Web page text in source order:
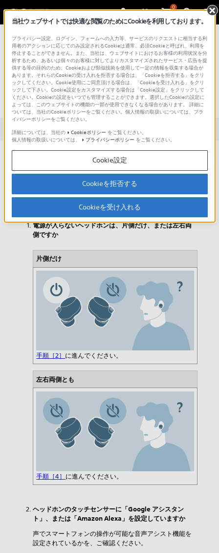
0
総合サポート・お問い合わせ
文書番号 : 00266546 / 最終更新日 : 2026/01/20
電源が入らない（WF-1000XM4）
対象製品カテゴリー・製品
このページでは、WF-1000XM4で電源が入らない場合のトラ
ブル対処方法をご案内します。
電源が入らないヘッドホンは、片側だけ、または左右両
側ですか
片側だけ
手順［2］ に進んでください。
左右両側とも
手順［4］ に進んでください。
ヘッドホンのタッチセンサーに「Google アシスタン
ト」、または「Amazon Alexa」を設定していますか
声でスマートフォンの操作が可能な音声アシスト機能を
設定されているかを、ご確認ください。
当社ウェブサイトでは快適な閲覧のためにCookieを利用しております。
プライバシー設定、ログイン、フォームへの入力等、サービスのリクエストに相当する利
用者のアクションに応じてのみ設定されるCookieは通常、必須Cookieと呼ばれ、利用を
停止することができません。また、当社は、ウェブサイトにおけるお客様の利用状況を分
析するため、あるいは個々のお客様に対してよりカスタマイズされたサービス・広告を提
供する等の目的のため、Cookieおよび類似技術を使用して一定の情報を収集する場合が
あります。それらのCookieの受け入れを拒否する場合は、「Cookieを拒否する」をクリ
ックしてください。Cookie使用にご同意頂ける場合は、「Cookieを受け入れる」をクリ
ックして下さい。Cookie設定をカスタマイズする場合は「Cookie設定」をクリックして
ください。Cookieの設定をいつでも管理することができます。選択したCookieの設定に
よっては、このウェブサイトの機能の一部が使用できなくなる場合があります。 詳細に
ついては、当社のCookieポリシーをご覧ください。個人情報の取扱いについては、プラ
イバシーポリシーをご覧ください。
詳細については、当社の
Cookieポリシー をご覧ください。
個人情報の取扱いについては、
プライバシーポリシー をご覧ください。
Cookie設定
Cookieを拒否する
Cookieを受け入れる